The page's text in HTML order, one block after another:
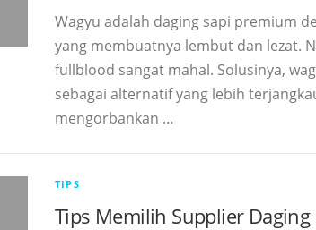
Wagyu adalah daging sapi premium
yang membuatnya lembut dan lezat.
fullblood sangat mahal. Solusinya,
sebagai alternatif yang lebih
mengorbankan …
TIPS
Tips Memilih Supplier